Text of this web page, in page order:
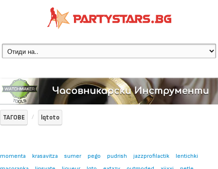
ТАГОВЕ lqtoto
momenta krasavitza sumer pego pudrish jazzprofilactik
lentichki